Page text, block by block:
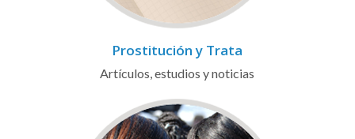
Prostitución y Trata
Artículos, estudios y noticias